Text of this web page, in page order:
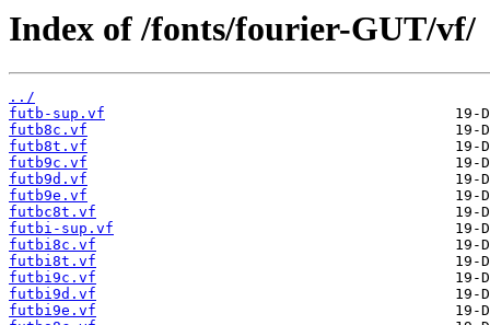
Index of /fonts/fourier-GUT/vf/
../
futb-sup.vf
futb8c.vf
futb8t.vf
futb9c.vf
futb9d.vf
futb9e.vf
futbc8t.vf
futbi-sup.vf
futbi8c.vf
futbi8t.vf
futbi9c.vf
futbi9d.vf
futbi9e.vf